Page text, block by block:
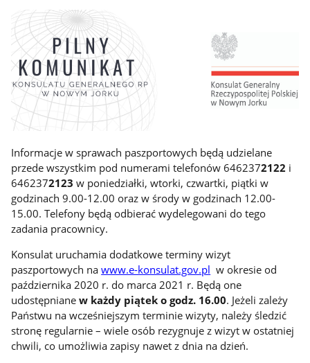
Informacje w sprawach paszportowych będą udzielane
przede wszystkim pod numerami telefonów 6462372122 i
6462372123 w poniedziałki, wtorki, czwartki, piątki w
godzinach 9.00-12.00 oraz w środy w godzinach 12.00-
15.00. Telefony będą odbierać wydelegowani do tego
zadania pracownicy.
Konsulat uruchamia dodatkowe terminy wizyt
paszportowych nawww.e-konsulat.gov.pl w okresie od
października 2020 r. do marca 2021 r. Będą one
udostępnianew każdy piątek o godz. 16.00. Jeżeli zależy
Państwu na wcześniejszym terminie wizyty, należy śledzić
stronę regularnie – wiele osób rezygnuje z wizyt w ostatniej
chwili, co umożliwia zapisy nawet z dnia na dzień.